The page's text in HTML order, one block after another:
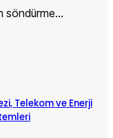
söndürme…
Telekom ve Enerji